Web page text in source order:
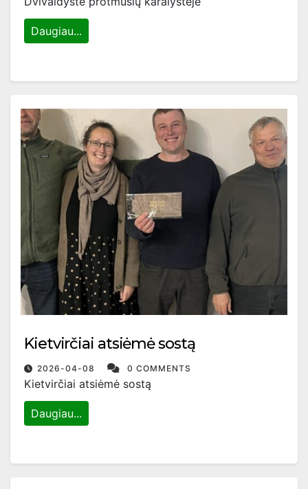
Daugiau...
Kietvirčiai atsiėmė sostą
2026-04-08 0 COMMENTS
Kietvirčiai atsiėmė sostą
Daugiau...